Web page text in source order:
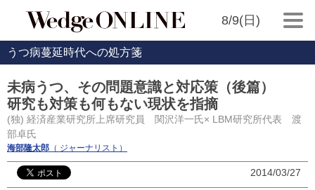
8/9(日)
うつ病蔓延時代への処方箋
未病うつ、その問題意識と対応策（後篇）
研究も対策も何もない現状を指摘
(独) 経済産業研究所上席研究員 関沢洋一氏× LBM研究所代表 渡
部卓氏
海部隆太郎 （ ジャーナリスト）
2014/03/27